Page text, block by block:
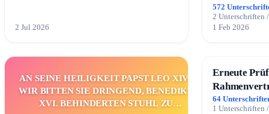
2 Jul 2026
572
2 Unterschriften
1 Feb 2026
AN SEINE HEILIGKEIT PAPST LEO XIV.:
WIR BITTEN SIE DRINGEND, BENEDIKT
XVI. BEHINDERTEN STUHL ZU
Erneute
64
1 Unterschriften